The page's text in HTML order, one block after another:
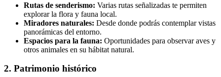
Rutas de senderismo: Varias rutas señalizadas te permiten
explorar la flora y fauna local.
Miradores naturales: Desde donde podrás contemplar vistas
panorámicas del entorno.
Espacios para la fauna: Oportunidades para observar aves y
otros animales en su hábitat natural.
2. Patrimonio histórico